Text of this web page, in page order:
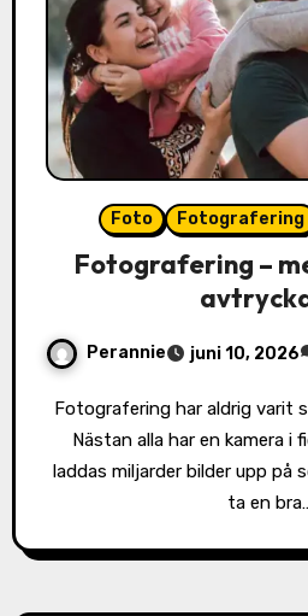
Foto Fotografering
Fotografering –
Perannie juni 10, 2026
Fotografering har aldrig varit så tillgänglig som idag.
Nästan alla har en kamera i
laddas miljarder bilder upp på
ta en